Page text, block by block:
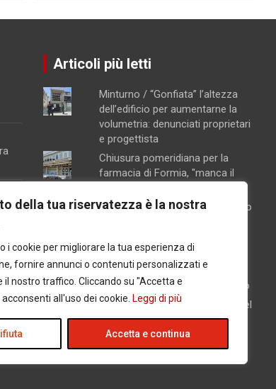
della tua riservatezza è la nostra
i cookie per migliorare la tua esperienza di
fornire annunci o contenuti personalizzati e
il nostro traffico. Cliccando su "Accetta e
all'uso dei cookie. Leggi di più
Accetta e continua
la
Articoli più letti
Minturno / “Gonfiata” l’altezza
dell’edificio per aumentarne la
volumetria: denunciati proprietari
e progettista
Chiusura pomeridiana per la
farmacia di Formia, "manca il
Schiuma e acqua giallastra lungo
Concorsopoli all’Asl di Latina,
licenziati Rainone ed Esposito
dopo la sentenza di primo grado
Latina / Piano del fabbisogno del
personale, ok dalla Giunta: in
arrivo 30 nuove assunzioni e 17
progressioni verticali